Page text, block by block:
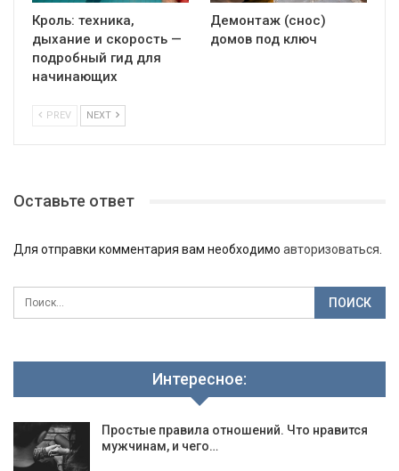
Кроль: техника,
дыхание и скорость —
подробный гид для
начинающих
Демонтаж (снос)
домов под ключ
PREV NEXT
Оставьте ответ
Для отправки комментария вам необходимо авторизоваться
Интересное:
Простые правила отношений. Что нравится
мужчинам, и чего…